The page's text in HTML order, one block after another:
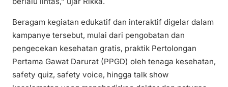
Beragam kegiatan edukatif dan interaktif digelar dalam
kampanye tersebut, mulai dari pengobatan dan
pengecekan kesehatan gratis, praktik Pertolongan
Pertama Gawat Darurat (PPGD) oleh tenaga kesehatan,
safety quiz, safety voice, hingga talk show